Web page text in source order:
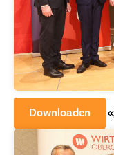
Downloaden